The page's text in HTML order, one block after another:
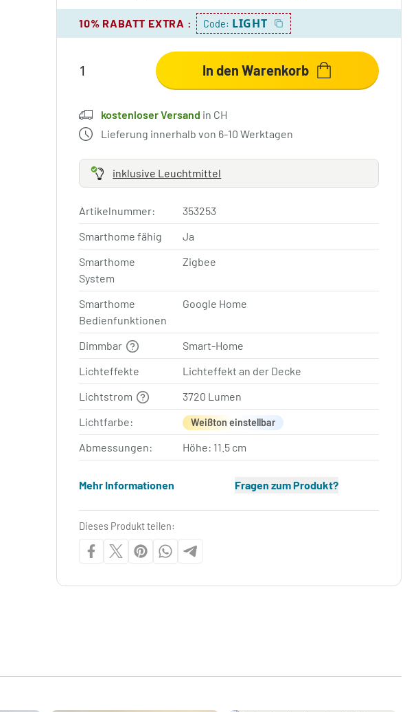
10% RABATT EXTRA : Code: LIGHT
In den Warenkorb
kostenloser Versand in CH
Lieferung innerhalb von 6-10 Werktagen
inklusive Leuchtmittel
Artikelnummer:
353253
Smarthome fähig
Ja
Smarthome
System
Zigbee
Smarthome
Bedienfunktionen
Google Home
Dimmbar
Smart-Home
Lichteffekte
Lichteffekt an der Decke
Lichtstrom
3720 Lumen
Lichtfarbe:
Weißton einstellbar
Abmessungen: Höhe: 11.5 cm
Mehr Informationen Fragen zum Produkt?
Dieses Produkt teilen: